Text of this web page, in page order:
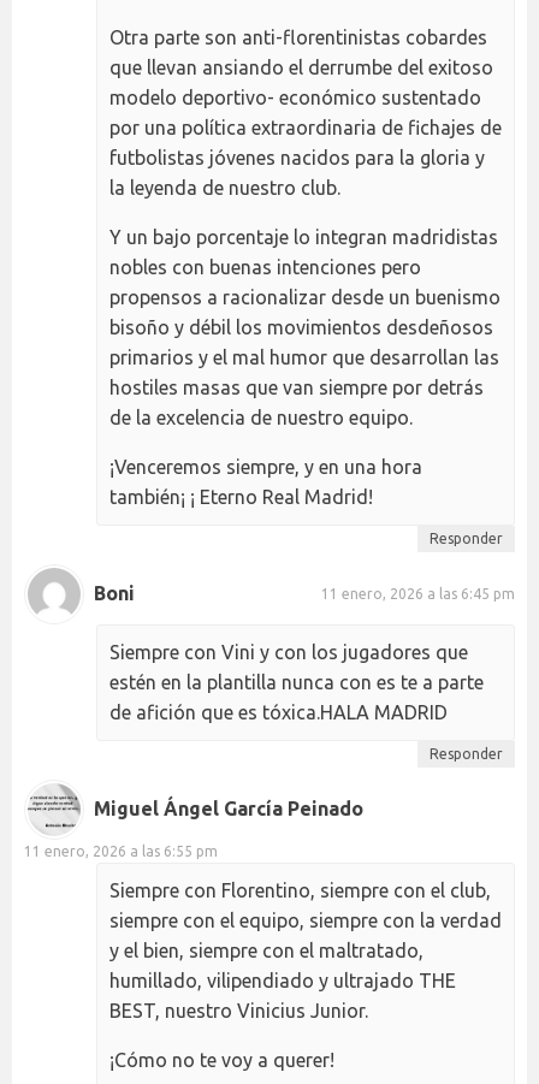
Otra parte son anti-florentinistas cobardes
que llevan ansiando el derrumbe del exitoso
modelo deportivo- económico sustentado
por una política extraordinaria de fichajes de
futbolistas jóvenes nacidos para la gloria y
la leyenda de nuestro club.
Y un bajo porcentaje lo integran madridistas
nobles con buenas intenciones pero
propensos a racionalizar desde un buenismo
bisoño y débil los movimientos desdeñosos
primarios y el mal humor que desarrollan las
hostiles masas que van siempre por detrás
de la excelencia de nuestro equipo.
¡Venceremos siempre, y en una hora
también¡ ¡ Eterno Real Madrid!
Responder
Boni 11 enero, 2026 a las 6:45 pm
Siempre con Vini y con los jugadores que
estén en la plantilla nunca con es te a parte
de afición que es tóxica.HALA MADRID
Responder
Miguel Ángel García Peinado
11 enero, 2026 a las 6:55 pm
Siempre con Florentino, siempre con el club,
siempre con el equipo, siempre con la verdad
y el bien, siempre con el maltratado,
humillado, vilipendiado y ultrajado THE
BEST, nuestro Vinicius Junior.
¡Cómo no te voy a querer!